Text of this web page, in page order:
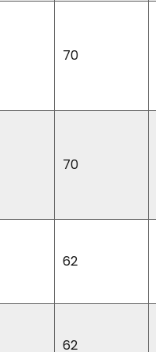
70
70
62
62